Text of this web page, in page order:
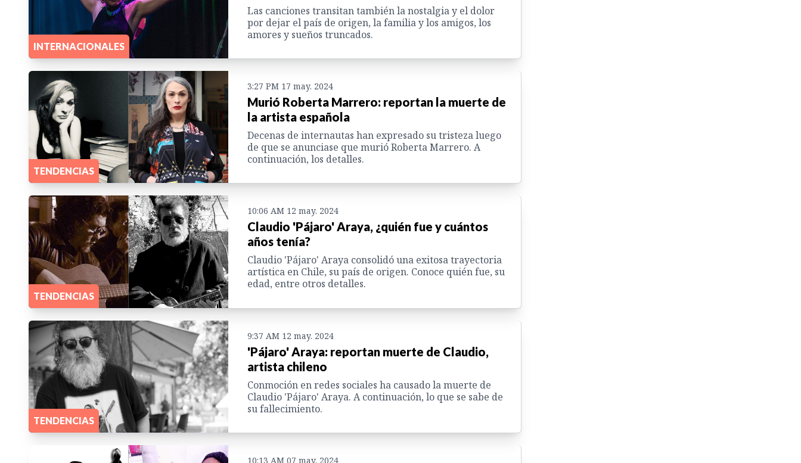
INTERNACIONALES
Las canciones transitan también la nostalgia y el dolor
por dejar el país de origen, la familia y los amigos, los
amores y sueños truncados.
TENDENCIAS
3:27 PM 17 may. 2024
Murió Roberta Marrero: reportan la muerte de
la artista española
Decenas de internautas han expresado su tristeza luego
de que se anunciase que murió Roberta Marrero. A
continuación, los detalles.
TENDENCIAS
10:06 AM 12 may. 2024
Claudio 'Pájaro' Araya, ¿quién fue y cuántos
años tenía?
Claudio 'Pájaro' Araya consolidó una exitosa trayectoria
artística en Chile, su país de origen. Conoce quién fue, su
edad, entre otros detalles.
TENDENCIAS
9:37 AM 12 may. 2024
'Pájaro' Araya: reportan muerte de Claudio,
artista chileno
Conmoción en redes sociales ha causado la muerte de
Claudio 'Pájaro' Araya. A continuación, lo que se sabe de
su fallecimiento.
10:13 AM 07 may. 2024